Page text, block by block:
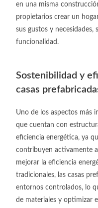
en una misma
propietarios crear un
sus gustos y
funcionalidad.
Sostenibilidad y
casas
Uno de los aspectos más
que cuentan con
eficiencia energética, ya
contribuyen activamente
mejorar la eficiencia
tradicionales, las casas
entornos controlados, lo
de materiales y optimizar